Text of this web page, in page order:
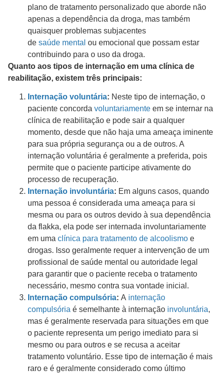
plano de tratamento personalizado que aborde não
apenas a dependência da droga, mas também
quaisquer problemas subjacentes
de saúde mental ou emocional que possam estar
contribuindo para o uso da droga.
Quanto aos tipos de internação em uma clínica de
reabilitação, existem três principais:
Internação voluntária: Neste tipo de internação, o
paciente concorda voluntariamente em se internar na
clínica de reabilitação e pode sair a qualquer
momento, desde que não haja uma ameaça iminente
para sua própria segurança ou a de outros. A
internação voluntária é geralmente a preferida, pois
permite que o paciente participe ativamente do
processo de recuperação.
Internação involuntária: Em alguns casos, quando
uma pessoa é considerada uma ameaça para si
mesma ou para os outros devido à sua dependência
da flakka, ela pode ser internada involuntariamente
em uma clínica para tratamento de alcoolismo e
drogas. Isso geralmente requer a intervenção de um
profissional de saúde mental ou autoridade legal
para garantir que o paciente receba o tratamento
necessário, mesmo contra sua vontade inicial.
Internação compulsória: A internação
compulsória é semelhante à internação involuntária,
mas é geralmente reservada para situações em que
o paciente representa um perigo imediato para si
mesmo ou para outros e se recusa a aceitar
tratamento voluntário. Esse tipo de internação é mais
raro e é geralmente considerado como último